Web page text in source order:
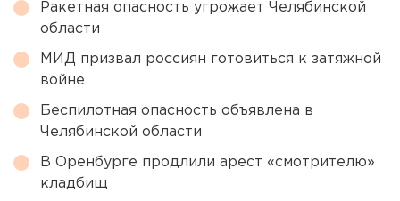
Ракетная опасность угрожает Челябинской
области
МИД призвал россиян готовиться к затяжной
войне
Беспилотная опасность объявлена в
Челябинской области
В Оренбурге продлили арест «смотрителю»
кладбищ